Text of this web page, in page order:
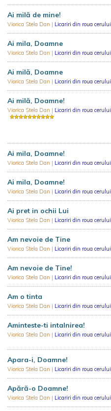
Ai milă de mine!
Viorica Stela Dan | Licariri din roua cerului
Ai mila, Doamne
Viorica Stela Dan | Licariri din roua cerului
Ai milă, Doamne
Viorica Stela Dan | Licariri din roua cerului
Ai milă, Doamne!
Viorica Stela Dan | Licariri din roua cerului
Ai mila, Doamne!
Viorica Stela Dan | Licariri din roua cerului
Ai mila, Doamne!
Viorica Stela Dan | Licariri din roua cerului
Ai pret in ochii Lui
Viorica Stela Dan | Licariri din roua cerului
Am nevoie de Tine
Viorica Stela Dan | Licariri din roua cerului
Am nevoie de Tine!
Viorica Stela Dan | Licariri din roua cerului
Am o tinta
Viorica Stela Dan | Licariri din roua cerului
Aminteste-ti intalnirea!
Viorica Stela Dan | Licariri din roua cerului
Apara-i, Doamne!
Viorica Stela Dan | Licariri din roua cerului
Apără-o Doamne!
Viorica Stela Dan | Licariri din roua cerului